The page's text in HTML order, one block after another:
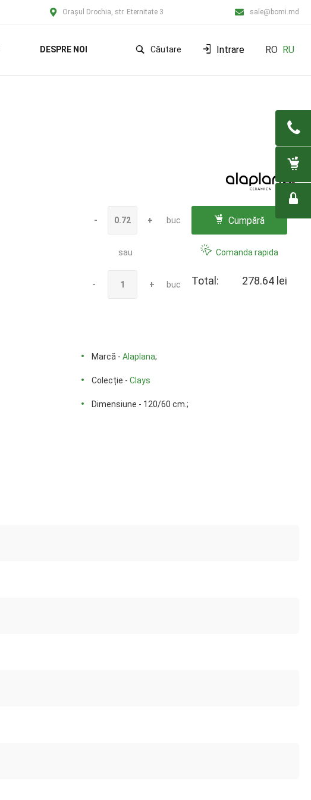
Orașul Drochia, str. Eternitate 3 sale@bomi.md
DESPRE NOI Căutare Intrare RO RU
- + buc
sau
- + buc
Cumpără
Comanda rapida
Total: 278.64 lei
Marcă - Alaplana;
Colecție - Clays
Dimensiune - 120/60 cm.;